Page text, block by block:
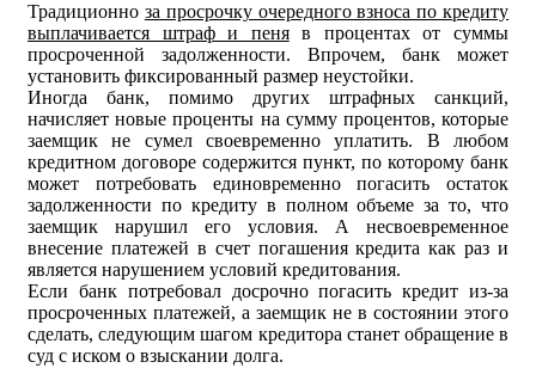
Традиционно за просрочку очередного взноса по кредиту
выплачивается штраф и пеняв процентах от суммы
просроченной задолженности. Впрочем, банк может
установить фиксированный размер неустойки.
Иногда банк, помимо других штрафных санкций,
начисляет новые проценты на сумму процентов, которые
заемщик не сумел своевременно уплатить. В любом
кредитном договоре содержится пункт, по которому банк
может потребовать единовременно погасить остаток
задолженности по кредиту в полном объеме за то, что
заемщик нарушил его условия. А несвоевременное
внесение платежей в счет погашения кредита как раз и
является нарушением условий кредитования.
Если банк потребовал досрочно погасить кредит из-за
просроченных платежей, а заемщик не в состоянии этого
сделать, следующим шагом кредитора станет обращение в
суд с иском о взыскании долга.